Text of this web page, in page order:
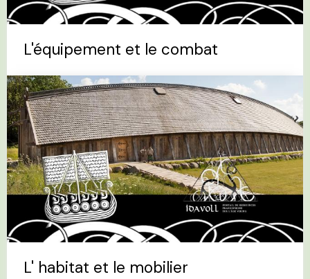
L'équipement et le combat
L' habitat et le mobilier